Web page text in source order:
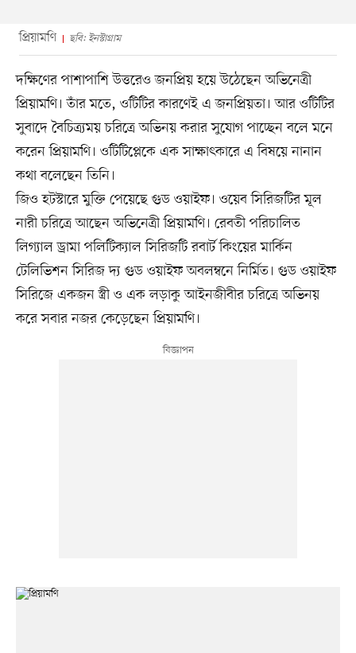
প্রিয়ামণি ছবি: ইনস্টাগ্রাম
দক্ষিণের পাশাপাশি উত্তরেও জনপ্রিয় হয়ে উঠেছেন অভিনেত্রী
প্রিয়ামণি। তাঁর মতে, ওটিটির কারণেই এ জনপ্রিয়তা। আর ওটিটির
সুবাদে বৈচিত্র্যময় চরিত্রে অভিনয় করার সুযোগ পাচ্ছেন বলে মনে
করেন প্রিয়ামণি। ওটিটিপ্লেকে এক সাক্ষাৎকারে এ বিষয়ে নানান
কথা বলেছেন তিনি।
জিও হটস্টারে মুক্তি পেয়েছে গুড ওয়াইফ। ওয়েব সিরিজটির মূল
নারী চরিত্রে আছেন অভিনেত্রী প্রিয়ামণি। রেবতী পরিচালিত
লিগ্যাল ড্রামা পলিটিক্যাল সিরিজটি রবার্ট কিংয়ের মার্কিন
টেলিভিশন সিরিজ দ্য গুড ওয়াইফ অবলম্বনে নির্মিত। গুড ওয়াইফ
সিরিজে একজন স্ত্রী ও এক লড়াকু আইনজীবীর চরিত্রে অভিনয়
করে সবার নজর কেড়েছেন প্রিয়ামণি।